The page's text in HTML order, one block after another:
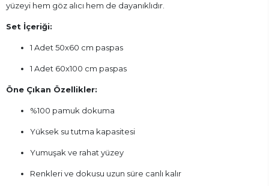
yüzeyi hem göz alıcı hem de dayanıklıdır.
Set İçeriği:
1 Adet 50x60 cm paspas
1 Adet 60x100 cm paspas
Öne Çıkan Özellikler:
%100 pamuk dokuma
Yüksek su tutma kapasitesi
Yumuşak ve rahat yüzey
Renkleri ve dokusu uzun süre canlı kalır